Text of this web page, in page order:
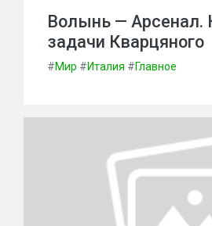
Волынь — Арсенал.
задачи Кварцяного
#Мир #Италия #Главное